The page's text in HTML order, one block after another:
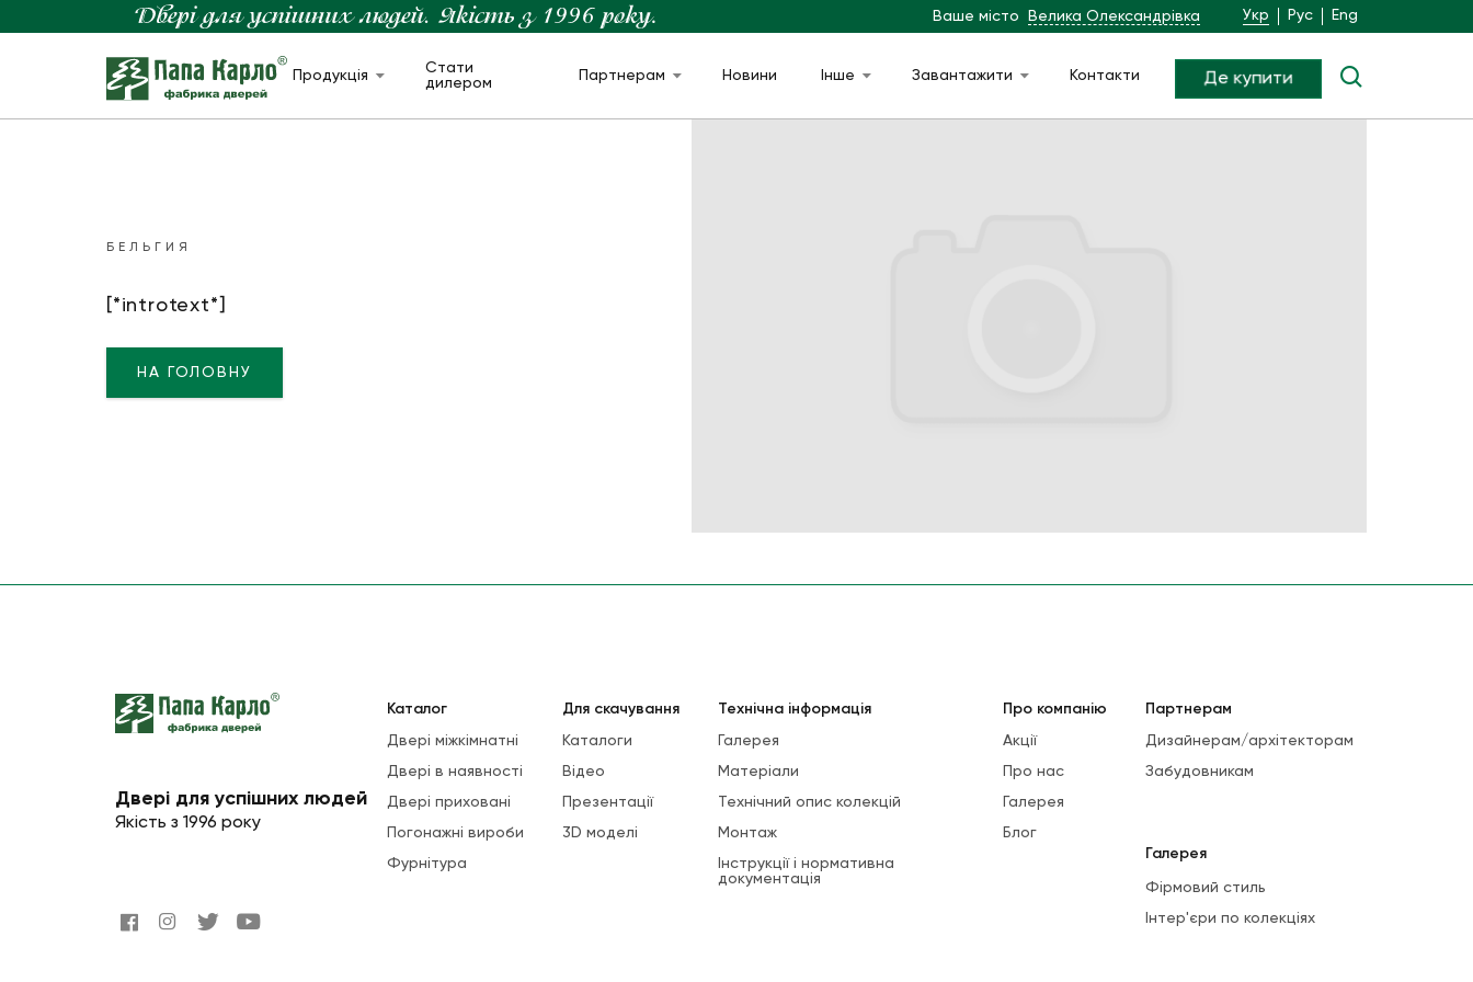
Ваше місто Велика Олександрівка Укр Рус Eng
Продукція
Стати
дилером
Партнерам Новини Інше Завантажити Контакти Де купити
БЕЛЬГИЯ
[*introtext*]
НА ГОЛОВНУ
Двері для успішних людей
Якість з 1996 року
Каталог
Двері міжкімнатні
Двері в наявності
Двері приховані
Погонажні вироби
Фурнітура
Для скачування
Каталоги
Відео
Презентації
3D моделі
Технічна інформація
Галерея
Матеріали
Технічний опис колекцій
Монтаж
Інструкції і нормативна
документація
Про компанію
Акції
Про нас
Галерея
Блог
Партнерам
Дизайнерам/архітекторам
Забудовникам
Галерея
Фірмовий стиль
Інтер'єри по колекціях